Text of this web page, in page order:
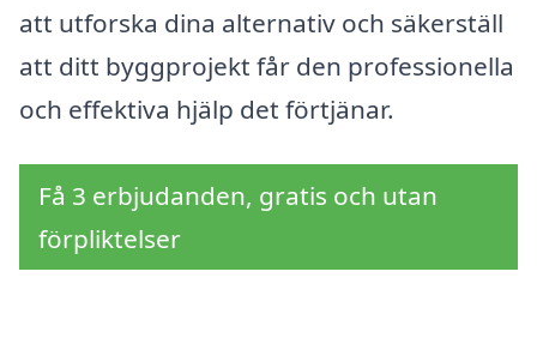
att utforska dina alternativ och säkerställ
att ditt byggprojekt får den professionella
och effektiva hjälp det förtjänar.
Få 3 erbjudanden, gratis och utan
förpliktelser